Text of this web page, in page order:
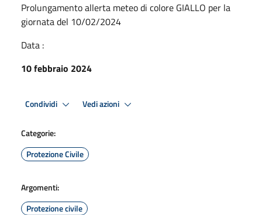
Prolungamento allerta meteo di colore GIALLO per la
giornata del 10/02/2024
Data :
10 febbraio 2024
Condividi Vedi azioni
Categorie:
Protezione Civile
Argomenti:
Protezione civile